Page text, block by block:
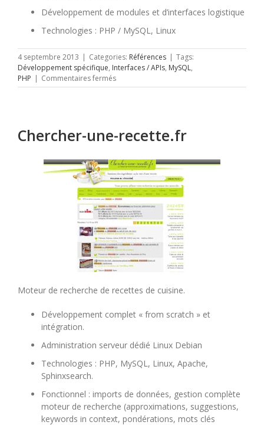
Développement de modules et d’interfaces logistique
Technologies : PHP / MySQL, Linux
4 septembre 2013 | Categories: Références | Tags:
Développement spécifique, Interfaces / APIs, MySQL,
PHP | Commentaires ferméssur
Wibox
Chercher-une-recette.fr
Moteur de recherche de recettes de cuisine.
Développement complet « from scratch » et
intégration.
Administration serveur dédié Linux Debian
Technologies : PHP, MySQL, Linux, Apache,
Sphinxsearch.
Fonctionnel : imports de données, gestion complète
moteur de recherche (approximations, suggestions,
keywords in context, pondérations, mots clés